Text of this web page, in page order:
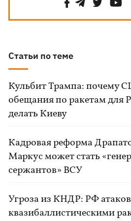
Статьи по теме
Кульбит Трампа: почему
обещания по ракетам для
делать Киеву
Кадровая реформа
Маркус может стать
сержантов» ВСУ
Угроза из КНДР: РФ
квазибаллистическими